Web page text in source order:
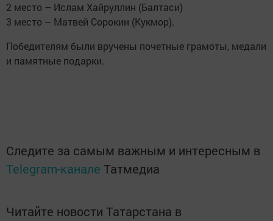
2 место – Ислам Хайруллин (Балтаси)
3 место – Матвей Сорокин (Кукмор).
Победителям были вручены почетные грамоты, медали
и памятные подарки.
Следите за самым важным и интересным в
Telegram-канале Татмедиа
Читайте новости Татарстана в